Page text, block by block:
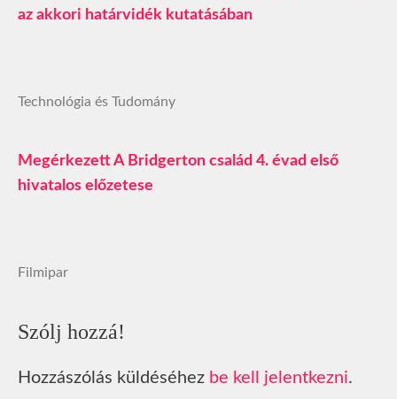
az akkori határvidék kutatásában
Technológia és Tudomány
Megérkezett A Bridgerton család 4. évad első
hivatalos előzetese
Filmipar
Szólj hozzá!
Hozzászólás küldéséhez be kell jelentkezni.